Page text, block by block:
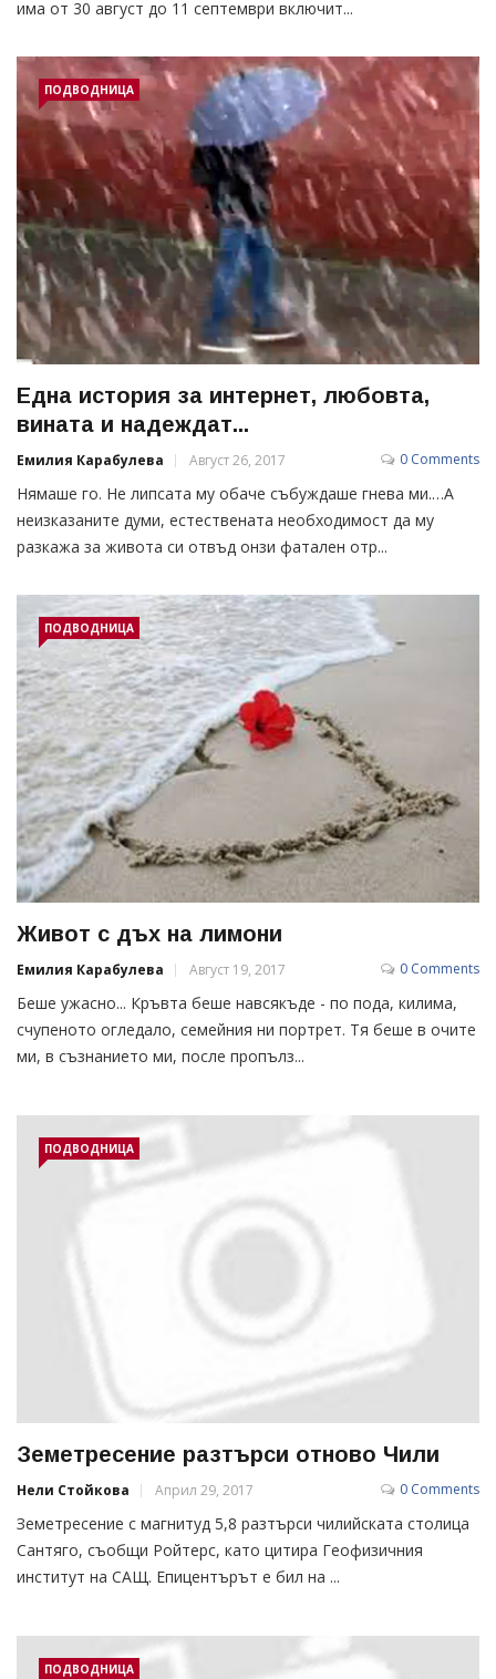
има от 30 август до 11 септември включит...
ПОДВОДНИЦА
Една история за интернет, любовта,
вината и надеждат...
Емилия Карабулева Август 26, 2017 0 Comments
Нямаше го. Не липсата му обаче събуждаше гнева ми.…А
неизказаните думи, естествената необходимост да му
разкажа за живота си отвъд онзи фатален отр...
ПОДВОДНИЦА
Живот с дъх на лимони
Емилия Карабулева Август 19, 2017 0 Comments
Беше ужасно... Кръвта беше навсякъде - по пода, килима,
счупеното огледало, семейния ни портрет. Тя беше в очите
ми, в съзнанието ми, после пропълз...
ПОДВОДНИЦА
Земетресение разтърси отново Чили
Нели Стойкова Април 29, 2017 0 Comments
Земетресение с магнитуд 5,8 разтърси чилийската столица
Сантяго, съобщи Ройтерс, като цитира Геофизичния
институт на САЩ. Епицентърът е бил на ...
ПОДВОДНИЦА